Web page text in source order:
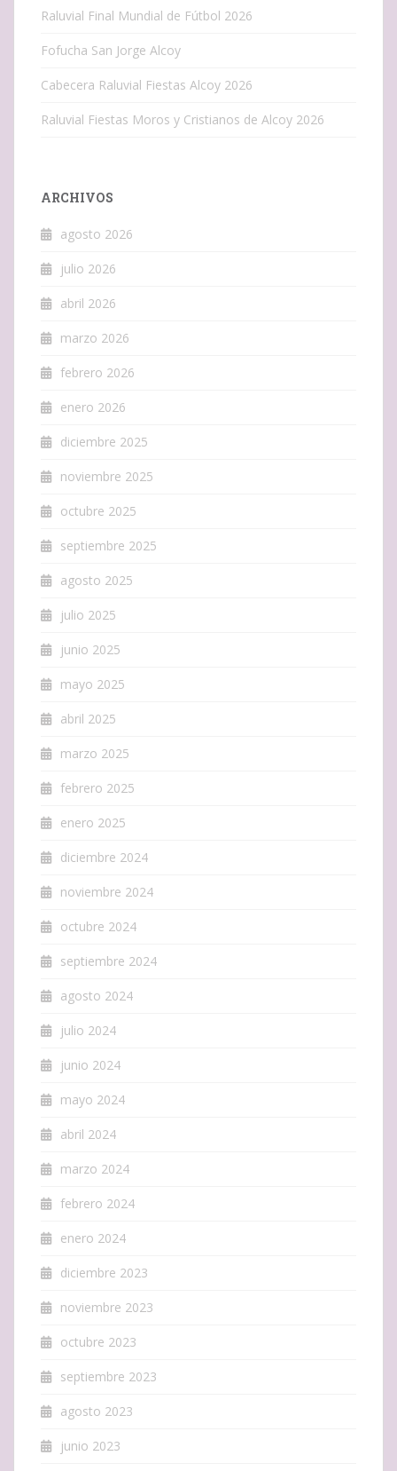
Raluvial Final Mundial de Fútbol 2026
Fofucha San Jorge Alcoy
Cabecera Raluvial Fiestas Alcoy 2026
Raluvial Fiestas Moros y Cristianos de Alcoy 2026
ARCHIVOS
agosto 2026
julio 2026
abril 2026
marzo 2026
febrero 2026
enero 2026
diciembre 2025
noviembre 2025
octubre 2025
septiembre 2025
agosto 2025
julio 2025
junio 2025
mayo 2025
abril 2025
marzo 2025
febrero 2025
enero 2025
diciembre 2024
noviembre 2024
octubre 2024
septiembre 2024
agosto 2024
julio 2024
junio 2024
mayo 2024
abril 2024
marzo 2024
febrero 2024
enero 2024
diciembre 2023
noviembre 2023
octubre 2023
septiembre 2023
agosto 2023
junio 2023